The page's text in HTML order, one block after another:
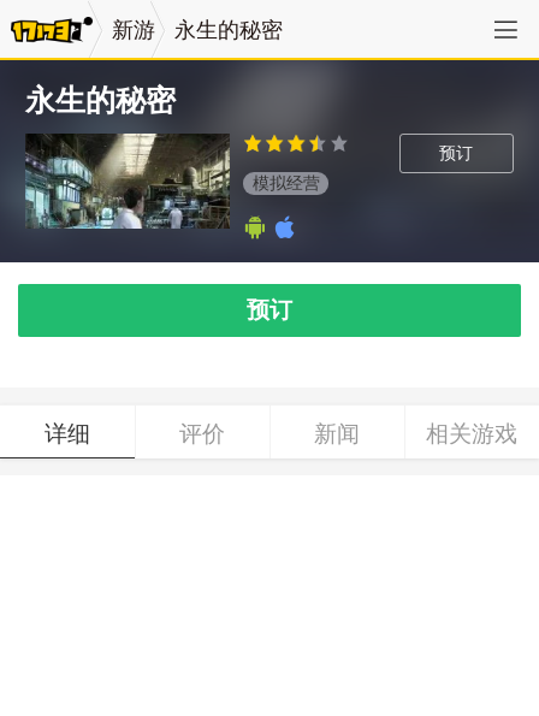
新游 永生的秘密
永生的秘密
预订
模拟经营
预订
详细 评价 新闻 相关游戏